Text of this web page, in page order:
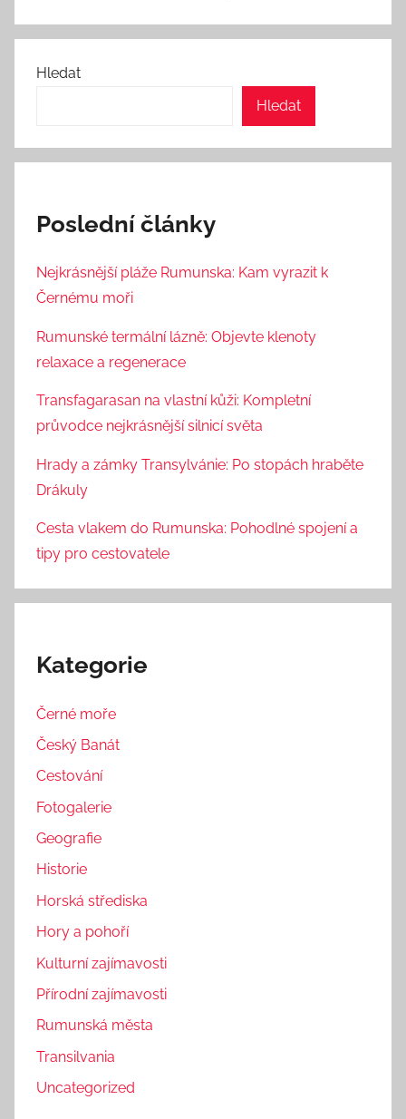
Hledat
Hledat
Poslední články
Nejkrásnější pláže Rumunska: Kam vyrazit k
Černému moři
Rumunské termální lázně: Objevte klenoty
relaxace a regenerace
Transfagarasan na vlastní kůži: Kompletní
průvodce nejkrásnější silnicí světa
Hrady a zámky Transylvánie: Po stopách hraběte
Drákuly
Cesta vlakem do Rumunska: Pohodlné spojení a
tipy pro cestovatele
Kategorie
Černé moře
Český Banát
Cestování
Fotogalerie
Geografie
Historie
Horská střediska
Hory a pohoří
Kulturní zajímavosti
Přírodní zajímavosti
Rumunská města
Transilvania
Uncategorized